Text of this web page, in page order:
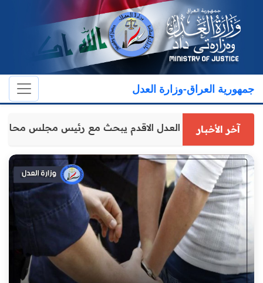
جمهورية العراق-وزارة العدل
آخر الأخباروكيل وزارة العدل الاقدم يبحث مع رئيس مجلس